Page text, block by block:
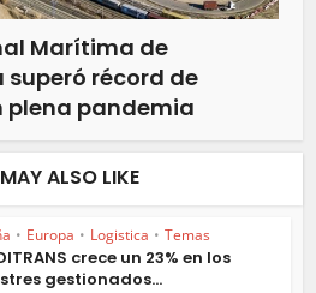
Marítima de
superó récord de
plena pandemia
ALSO LIKE
• Europa • Logistica • Temas
crece un 23% en los
gestionados...